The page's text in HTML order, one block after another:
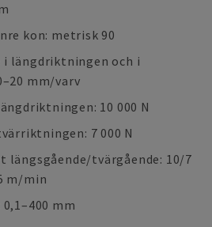
kon: metrisk 90
i längdriktningen och i
mm/varv
10 000 N
7 000 N
längsgående/tvärgående: 10/7
m/min
mm